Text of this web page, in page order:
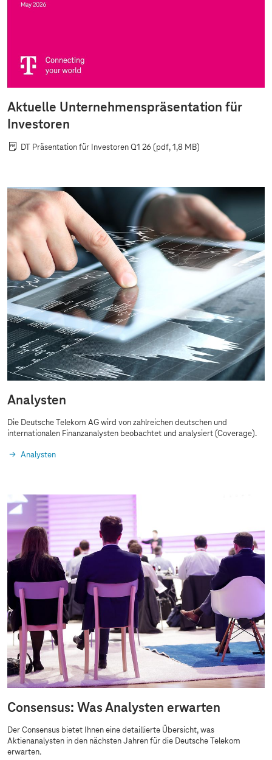
Aktuelle Unternehmenspräsentation für
Investoren
DT Präsentation für Investoren Q1 26 (pdf, 1,8 MB)
Analysten
Die Deutsche Telekom AG wird von zahlreichen deutschen und
internationalen Finanzanalysten beobachtet und analysiert (Coverage).
Analysten
Consensus: Was Analysten erwarten
Der Consensus bietet Ihnen eine detaillierte Übersicht, was
Aktienanalysten in den nächsten Jahren für die Deutsche Telekom
erwarten.